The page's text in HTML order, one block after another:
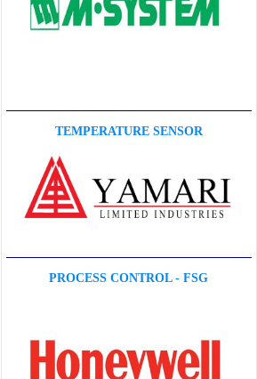
TEMPERATURE SENSOR
PROCESS CONTROL - FSG